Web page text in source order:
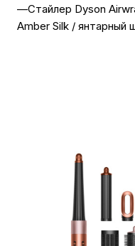
—Стайлер Dyson
Amber Silk / янтарный